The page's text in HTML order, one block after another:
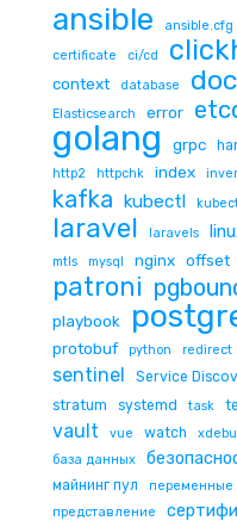
ansible ansible.cfg
certificate ci/cd
context database
Elasticsearch error
golang grpc
http2
httpchk index
kafka kubectl
laravel laravels
mtls mysql nginx offset
patroni
playbook
protobuf python redirect
sentinel Service
stratum systemd task
vault vue watch
база данных
майнинг пул переменные
представление